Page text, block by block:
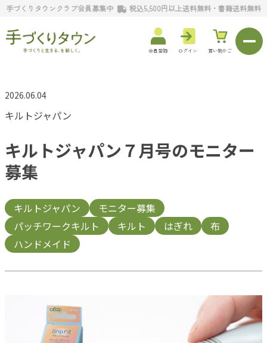
手づくりタウンクラブ会員募集中 税込5,500円以上送料無料・書籍送料無料
会員登録 ログイン 買い物かご
2026.06.04
キルトジャパン
キルトジャパン７月号のモニター
募集
キルトジャパン
モニター募集
パッチワークキルト
キルト はぎれ
布
ハンドメイド